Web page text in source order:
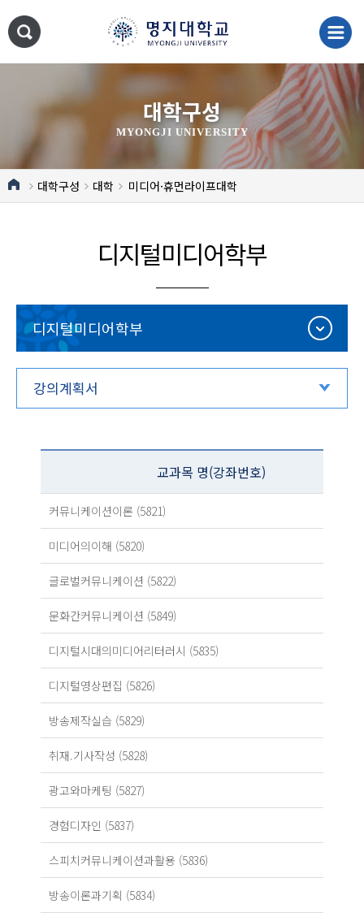
대학구성
MYONGJI UNIVERSITY
대학구성 대학 미디어·휴먼라이프대학
디지털미디어학부
디지털미디어학부
강의계획서
교과목 명(강좌번호)
커뮤니케이션이론 (5821)
미디어의이해 (5820)
글로벌커뮤니케이션 (5822)
문화간커뮤니케이션 (5849)
디지털시대의미디어리터러시 (5835)
디지털영상편집 (5826)
방송제작실습 (5829)
취재.기사작성 (5828)
광고와마케팅 (5827)
경험디자인 (5837)
스피치커뮤니케이션과활용 (5836)
방송이론과기획 (5834)